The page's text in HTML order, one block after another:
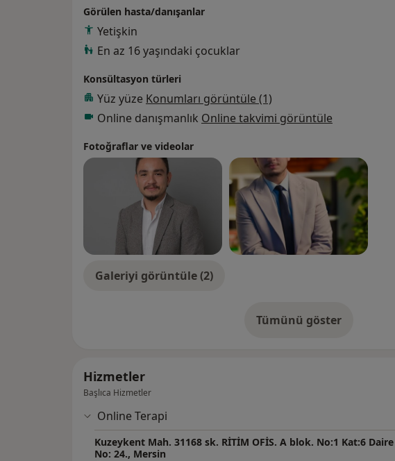
vermektedir.
Görülen hasta/danışanlar
Yetişkin
En az 16 yaşındaki çocuklar
Konsültasyon türleri
Yüz yüze Konumları görüntüle (1)
Online danışmanlık Online takvimi görüntüle
Fotoğraflar ve videolar
Galeriyi görüntüle (2)
Tümünü gösterdeneyim hakkında
Hizmetler
Başlıca Hizmetler
Online Terapi
Kuzeykent Mah. 31168 sk. RİTİM OFİS. A blok. No:1 Kat:6 Daire
No: 24., Mersin